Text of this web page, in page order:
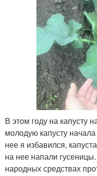
В этом году на капусту
молодую капусту
нее я избавился,
на нее напали
народных средствах